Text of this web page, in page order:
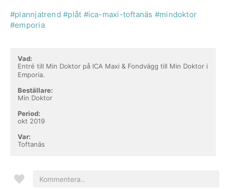
#plannjatrend #plåt #ica-maxi-toftanäs #mindoktor
#emporia
Vad:
Entré till Min Doktor på ICA Maxi & Fondvägg till Min Doktor i
Emporia.
Beställare:
Min Doktor
Period:
okt 2019
Var:
Toftanäs